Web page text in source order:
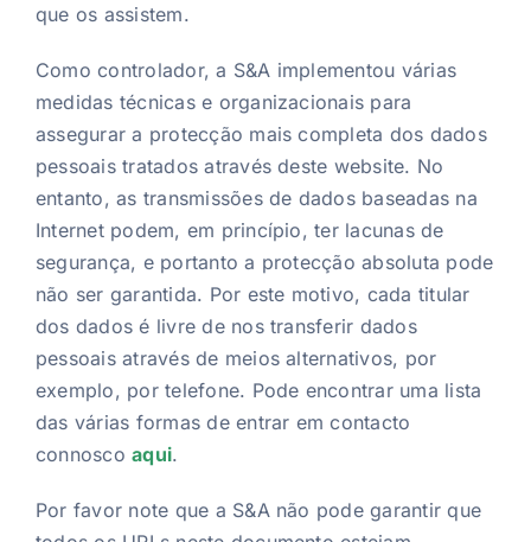
que os assistem.
Como controlador, a S&A implementou várias
medidas técnicas e organizacionais para
assegurar a protecção mais completa dos dados
pessoais tratados através deste website. No
entanto, as transmissões de dados baseadas na
Internet podem, em princípio, ter lacunas de
segurança, e portanto a protecção absoluta pode
não ser garantida. Por este motivo, cada titular
dos dados é livre de nos transferir dados
pessoais através de meios alternativos, por
exemplo, por telefone. Pode encontrar uma lista
das várias formas de entrar em contacto
connoscoaqui.
Por favor note que a S&A não pode garantir que